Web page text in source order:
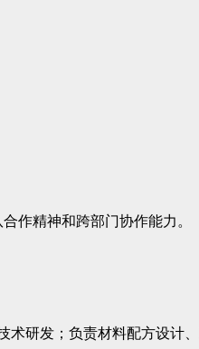
作精神和跨部门协作能力。
术研发；负责材料配方设计